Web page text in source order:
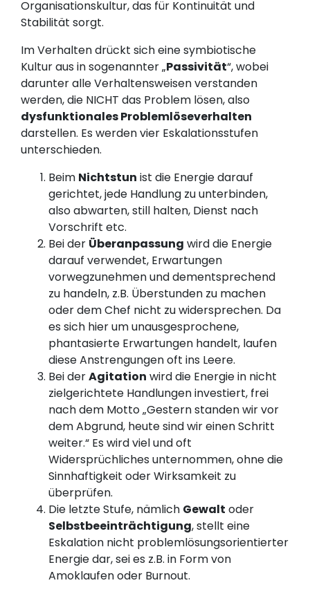
Organisationskultur, das für Kontinuität und
Stabilität sorgt.
Im Verhalten drückt sich eine symbiotische
Kultur aus in sogenannter „Passivität“, wobei
darunter alle Verhaltensweisen verstanden
werden, die NICHT das Problem lösen, also
dysfunktionales Problemlöseverhalten
darstellen. Es werden vier Eskalationsstufen
unterschieden.
Beim Nichtstun ist die Energie darauf
gerichtet, jede Handlung zu unterbinden,
also abwarten, still halten, Dienst nach
Vorschrift etc.
Bei der Überanpassung wird die Energie
darauf verwendet, Erwartungen
vorwegzunehmen und dementsprechend
zu handeln, z.B. Überstunden zu machen
oder dem Chef nicht zu widersprechen. Da
es sich hier um unausgesprochene,
phantasierte Erwartungen handelt, laufen
diese Anstrengungen oft ins Leere.
Bei derAgitation wird die Energie in nicht
zielgerichtete Handlungen investiert, frei
nach dem Motto „Gestern standen wir vor
dem Abgrund, heute sind wir einen Schritt
weiter.“ Es wird viel und oft
Widersprüchliches unternommen, ohne die
Sinnhaftigkeit oder Wirksamkeit zu
überprüfen.
Die letzte Stufe, nämlich Gewalt oder
Selbstbeeinträchtigung, stellt eine
Eskalation nicht problemlösungsorientierter
Energie dar, sei es z.B. in Form von
Amoklaufen oder Burnout.